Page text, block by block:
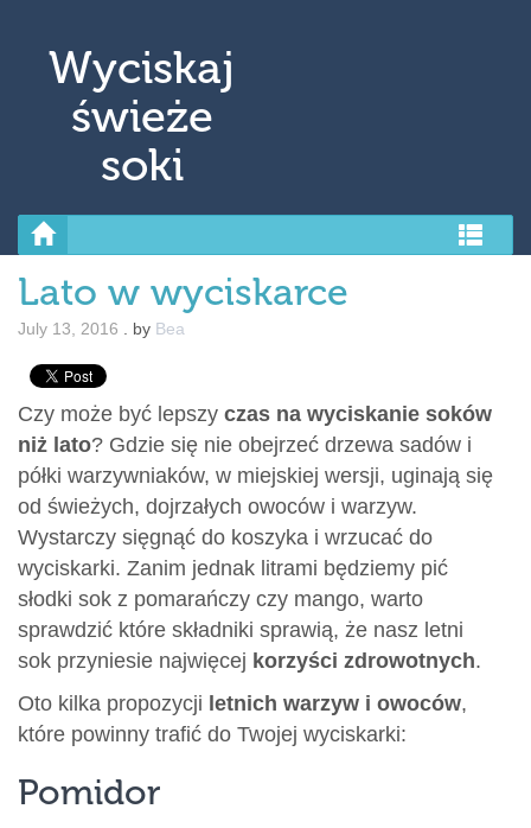
Wyciskaj
świeże
soki
Lato w wyciskarce
July 13, 2016 by Bea
Czy może być lepszy czas na wyciskanie soków
niż lato? Gdzie się nie obejrzeć drzewa sadów i
półki warzywniaków, w miejskiej wersji, uginają się
od świeżych, dojrzałych owoców i warzyw.
Wystarczy sięgnąć do koszyka i wrzucać do
wyciskarki. Zanim jednak litrami będziemy pić
słodki sok z pomarańczy czy mango, warto
sprawdzić które składniki sprawią, że nasz letni
sok przyniesie najwięcej korzyści zdrowotnych.
Oto kilka propozycji letnich warzyw i owoców,
które powinny trafić do Twojej wyciskarki:
Pomidor